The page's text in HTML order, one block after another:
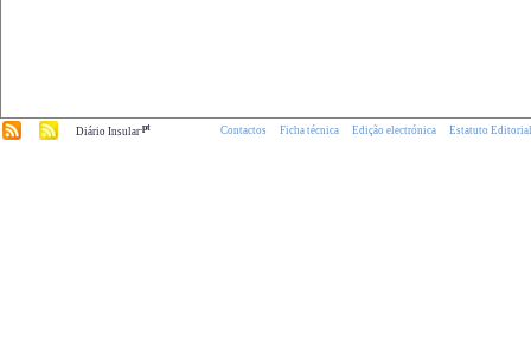
Diário Insular.pt Contactos Ficha técnica Edição electrónica Estatuto Editorial